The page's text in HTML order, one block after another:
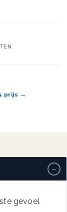
prijs →
−
gevoel